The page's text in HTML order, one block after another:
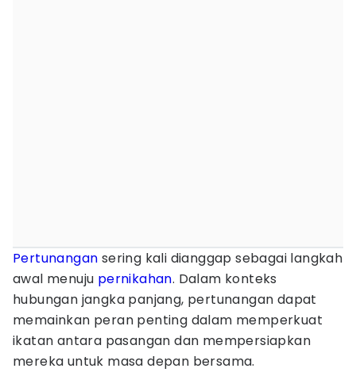
Pertunangan sering kali dianggap sebagai langkah
awal menuju pernikahan. Dalam konteks
hubungan jangka panjang, pertunangan dapat
memainkan peran penting dalam memperkuat
ikatan antara pasangan dan mempersiapkan
mereka untuk masa depan bersama.